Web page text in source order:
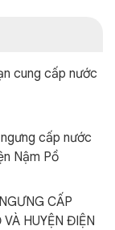
cung cấp nước
cấp nước
Nậm Pồ
CẤP
HUYỆN ĐIỆN